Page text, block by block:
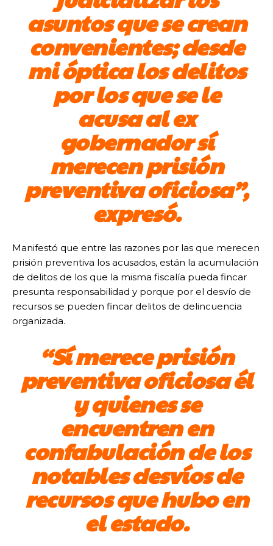
asuntos que se crean
convenientes; desde
mi óptica los delitos
por los que se le
acusa al ex
gobernador sí
merecen prisión
preventiva oficiosa”,
expresó.
Manifestó que entre las razones por las que merecen
prisión preventiva los acusados, están la acumulación
de delitos de los que la misma fiscalía pueda fincar
presunta responsabilidad y porque por el desvío de
recursos se pueden fincar delitos de delincuencia
organizada.
“Sí merece prisión
preventiva oficiosa él
y quienes se
encuentren en
confabulación de los
notables desvíos de
recursos que hubo en
el estado.